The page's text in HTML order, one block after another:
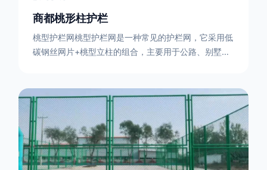
商都桃形柱护栏
桃型护栏网桃型护栏网是一种常见的护栏网，它采用低
碳钢丝网片+桃型立柱的组合，主要用于公路、别墅小
型，安装方便。桃型护栏网的安装方法如下：先固定
17631598285根色谱柱，然后将网格钩在此色谱柱
上，然后将第二根色谱柱钩在网格上，然后将其拧紧，
然后类推，一套一套的安装即可。该安装牢固美观，不
会损坏油漆表面 。桃型护栏网使